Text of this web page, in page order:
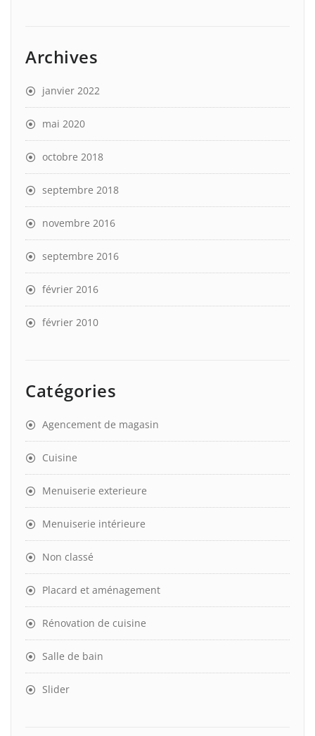
Archives
janvier 2022
mai 2020
octobre 2018
septembre 2018
novembre 2016
septembre 2016
février 2016
février 2010
Catégories
Agencement de magasin
Cuisine
Menuiserie exterieure
Menuiserie intérieure
Non classé
Placard et aménagement
Rénovation de cuisine
Salle de bain
Slider